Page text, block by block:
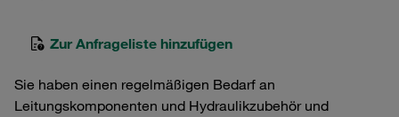
Zur Anfrageliste hinzufügen
Sie haben einen regelmäßigen Bedarf an
Leitungskomponenten und Hydraulikzubehör und